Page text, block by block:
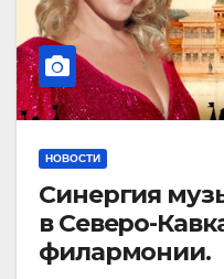
НОВОСТИ
Синергия
в Северо-
филармонии.